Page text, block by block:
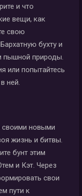
и что
вещи, как
свою
бухту и
пышной природы.
или попытайтесь
ней.
своими новыми
жизнь и битвы.
бунт этим
и Кэт. Через
свои
пути к